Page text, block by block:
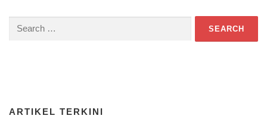
Search
ARTIKEL TERKINI